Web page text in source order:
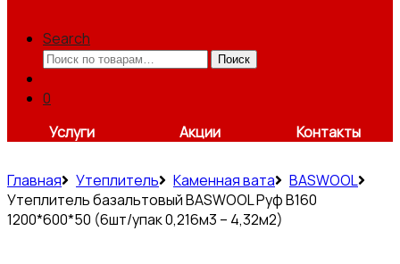
Search
Искать:
Поиск
0
Услуги
Акции Контакты
Главная Утеплитель Каменная вата
BASWOOL
Утеплитель базальтовый BASWOOL Руф В160
1200*600*50 (6шт/упак 0,216м3 – 4,32м2)